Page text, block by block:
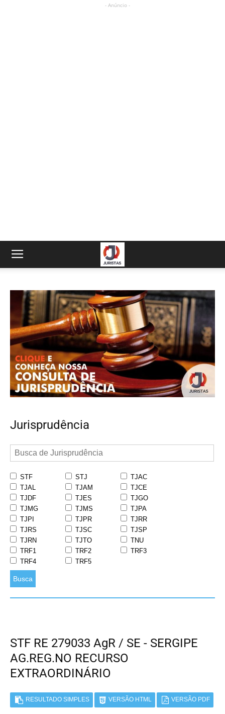
- Anúncio -
Jurisprudência
STF STJ
TJAC
TJAL
TJAM
TJCE
TJDF
TJES
TJGO
TJMG
TJMS
TJPA
TJPI
TJPR
TJRR
TJRS
TJSC
TJSP
TJRN
TJTO
TNU
TRF1
TRF2
TRF3
TRF4
TRF5
Busca
STF RE 279033 AgR / SE - SERGIPE
AG.REG.NO RECURSO
EXTRAORDINÁRIO
RESULTADO SIMPLES VERSÃO HTML VERSÃO PDF